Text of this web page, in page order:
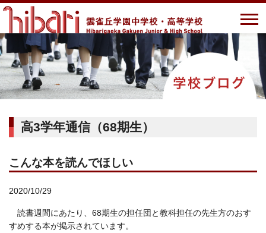
高3学年通信（68期生）
こんな本を読んでほしい
2020/10/29
読書週間にあたり、68期生の担任団と教科担任の先生方のおす
すめする本が掲示されています。